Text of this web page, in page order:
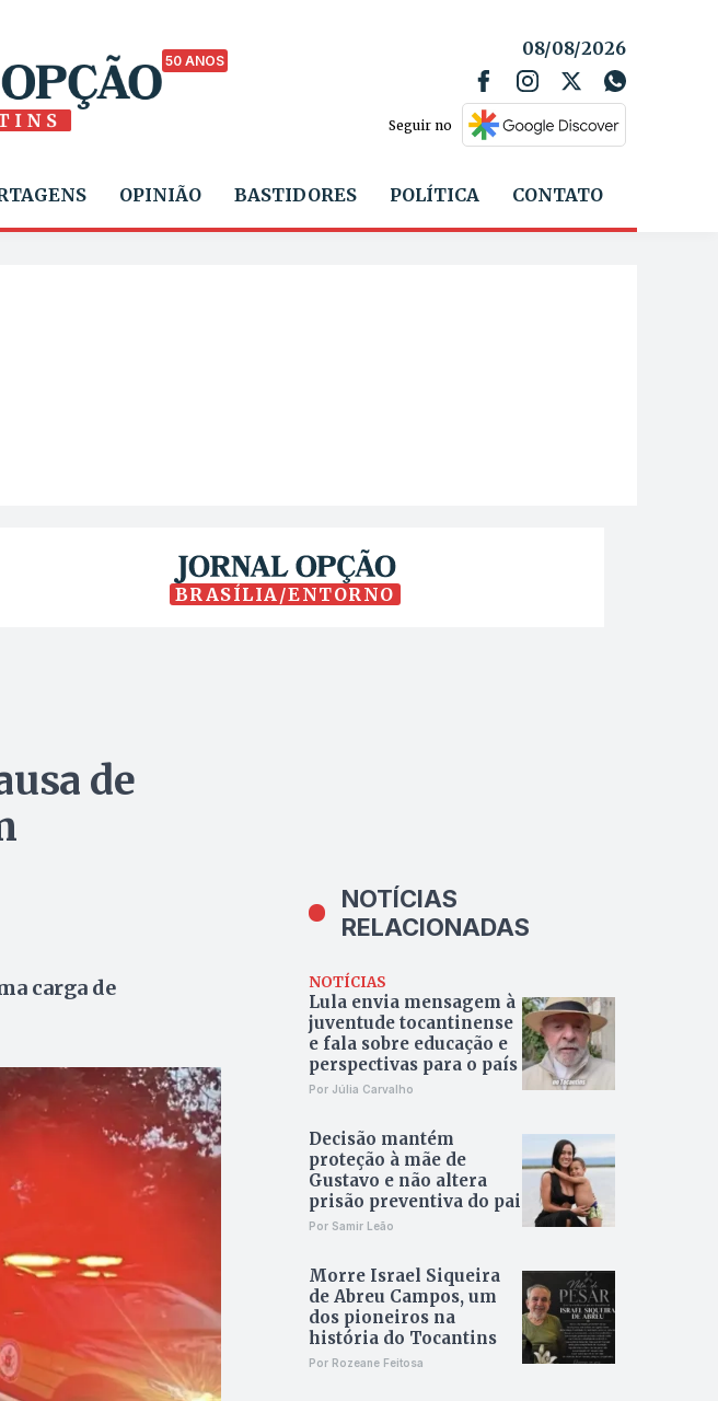
50 ANOS
08/08/2026
Seguir no
OPINIÃO BASTIDORES POLÍTICA CONTATO
BRASÍLIA/ENTORNO
de
carga de
NOTÍCIAS
RELACIONADAS
NOTÍCIAS
Lula envia mensagem à
juventude tocantinense
e fala sobre educação e
perspectivas para o país
Por Júlia Carvalho
Decisão mantém
proteção à mãe de
Gustavo e não altera
prisão preventiva do pai
Por Samir Leão
Morre Israel Siqueira
de Abreu Campos, um
dos pioneiros na
história do Tocantins
Por Rozeane Feitosa